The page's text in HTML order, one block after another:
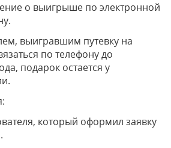
о выигрыше по электронной
выигравшим путевку на
по телефону до
подарок остается у
который оформил заявку